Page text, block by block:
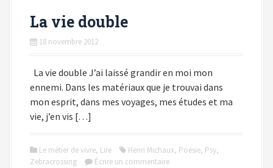
La vie double
18 novembre 2012
La vie double J’ai laissé grandir en moi mon
ennemi. Dans les matériaux que je trouvai dans
mon esprit, dans mes voyages, mes études et ma
vie, j’en vis […]
Le métier de vivre, Lire Henri Michaux, Poésie, Psy,
Zebracrossing
Écrire un commentaire